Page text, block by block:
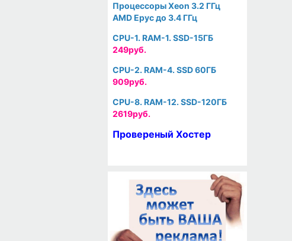
Процессоры Xeon 3.2 ГГц
AMD Epyc до 3.4 ГГц
CPU-1. RAM-1. SSD-15ГБ
249руб.
CPU-2. RAM-4. SSD 60ГБ
909руб.
CPU-8. RAM-12. SSD-120ГБ
2619руб.
Провереный Хостер